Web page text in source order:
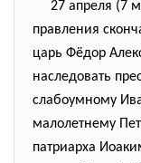
27 апреля (7
правления
царь Фёдор
наследовать
слабоумному
малолетнему
патриарха